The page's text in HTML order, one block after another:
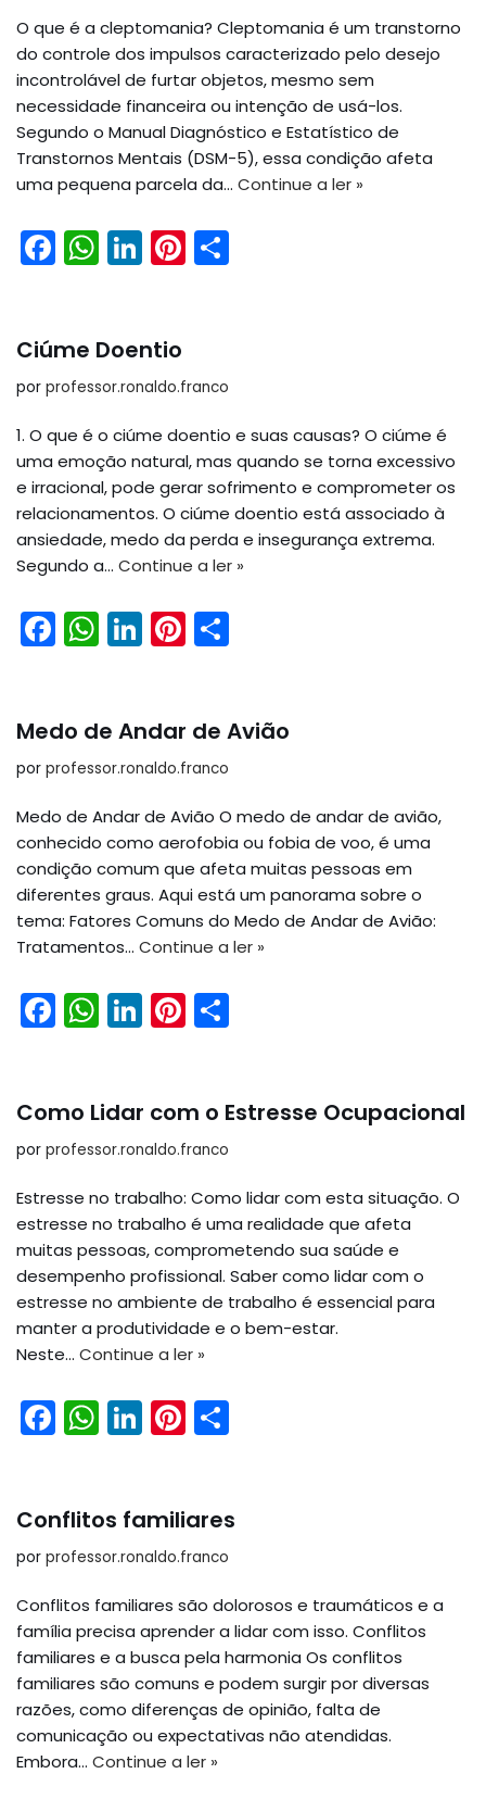
o
k
p
O que é a cleptomania? Cleptomania é um transtorno
do controle dos impulsos caracterizado pelo desejo
incontrolável de furtar objetos, mesmo sem
necessidade financeira ou intenção de usá-los.
Segundo o Manual Diagnóstico e Estatístico de
Transtornos Mentais (DSM-5), essa condição afeta
uma pequena parcela da… Continue a ler »
F
a
e
b
o
o
k
W
h
ts
A
p
p
Li
n
e
dI
n
Pi
nt
st
Ciúme Doentio
por professor.ronaldo.franco
1. O que é o ciúme doentio e suas causas? O ciúme é
uma emoção natural, mas quando se torna excessivo
e irracional, pode gerar sofrimento e comprometer os
relacionamentos. O ciúme doentio está associado à
ansiedade, medo da perda e insegurança extrema.
Segundo a… Continue a ler »
F
a
e
b
o
o
k
W
h
ts
A
p
p
Li
n
e
dI
n
Pi
nt
e
st
e
Medo de Andar de Avião
por professor.ronaldo.franco
Medo de Andar de Avião O medo de andar de avião,
conhecido como aerofobia ou fobia de voo, é uma
condição comum que afeta muitas pessoas em
diferentes graus. Aqui está um panorama sobre o
tema: Fatores Comuns do Medo de Andar de Avião:
Tratamentos… Continue a ler »
F
a
e
b
o
o
k
W
h
ts
A
p
p
Li
n
e
dI
n
Pi
nt
e
st
e
Como Lidar com o Estresse Ocupacional
por professor.ronaldo.franco
Estresse no trabalho: Como lidar com esta situação. O
estresse no trabalho é uma realidade que afeta
muitas pessoas, comprometendo sua saúde e
desempenho profissional. Saber como lidar com o
estresse no ambiente de trabalho é essencial para
manter a produtividade e o bem-estar.
Neste… Continue a ler »
F
a
e
b
o
o
k
W
h
ts
A
p
p
Li
n
e
dI
n
Pi
nt
e
st
e
Conflitos familiares
por professor.ronaldo.franco
Conflitos familiares são dolorosos e traumáticos e a
família precisa aprender a lidar com isso. Conflitos
familiares e a busca pela harmonia Os conflitos
familiares são comuns e podem surgir por diversas
razões, como diferenças de opinião, falta de
comunicação ou expectativas não atendidas.
Embora… Continue a ler »